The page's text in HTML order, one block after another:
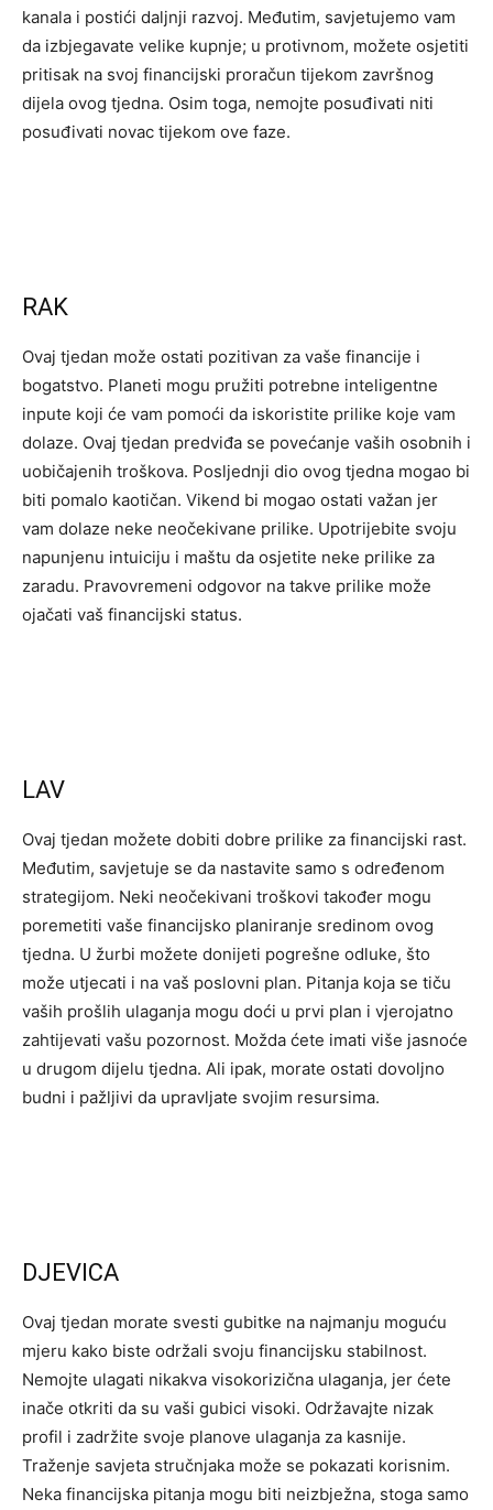
kanala i postići daljnji razvoj. Međutim, savjetujemo vam
da izbjegavate velike kupnje; u protivnom, možete osjetiti
pritisak na svoj financijski proračun tijekom završnog
dijela ovog tjedna. Osim toga, nemojte posuđivati ​​niti
posuđivati ​​novac tijekom ove faze.
RAK
Ovaj tjedan može ostati pozitivan za vaše financije i
bogatstvo. Planeti mogu pružiti potrebne inteligentne
inpute koji će vam pomoći da iskoristite prilike koje vam
dolaze. Ovaj tjedan predviđa se povećanje vaših osobnih i
uobičajenih troškova. Posljednji dio ovog tjedna mogao bi
biti pomalo kaotičan. Vikend bi mogao ostati važan jer
vam dolaze neke neočekivane prilike. Upotrijebite svoju
napunjenu intuiciju i maštu da osjetite neke prilike za
zaradu. Pravovremeni odgovor na takve prilike može
ojačati vaš financijski status.
LAV
Ovaj tjedan možete dobiti dobre prilike za financijski rast.
Međutim, savjetuje se da nastavite samo s određenom
strategijom. Neki neočekivani troškovi također mogu
poremetiti vaše financijsko planiranje sredinom ovog
tjedna. U žurbi možete donijeti pogrešne odluke, što
može utjecati i na vaš poslovni plan. Pitanja koja se tiču ​​
vaših prošlih ulaganja mogu doći u prvi plan i vjerojatno
zahtijevati vašu pozornost. Možda ćete imati više jasnoće
u drugom dijelu tjedna. Ali ipak, morate ostati dovoljno
budni i pažljivi da upravljate svojim resursima.
DJEVICA
Ovaj tjedan morate svesti gubitke na najmanju moguću
mjeru kako biste održali svoju financijsku stabilnost.
Nemojte ulagati nikakva visokorizična ulaganja, jer ćete
inače otkriti da su vaši gubici visoki. Održavajte nizak
profil i zadržite svoje planove ulaganja za kasnije.
Traženje savjeta stručnjaka može se pokazati korisnim.
Neka financijska pitanja mogu biti neizbježna, stoga samo